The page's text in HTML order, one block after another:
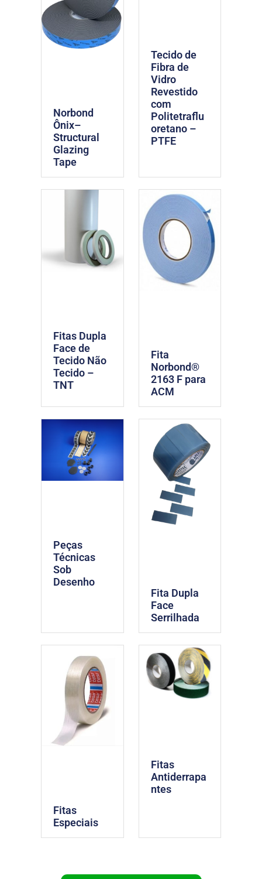
Norbond
Ônix–
Structural
Glazing
Tape
Tecido de
Fibra de
Vidro
Revestido
com
Politetraflu
oretano –
PTFE
Fitas Dupla
Face de
Tecido Não
Tecido –
TNT
Fita
Norbond®
2163 F para
ACM
Peças
Técnicas
Sob
Desenho
Fita Dupla
Face
Serrilhada
Fitas
Especiais
Fitas
Antiderrapa
ntes